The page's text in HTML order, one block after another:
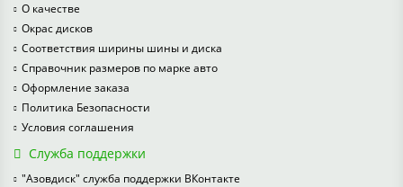
О качестве
Окрас дисков
Соответствия ширины шины и диска
Справочник размеров по марке авто
Оформление заказа
Политика Безопасности
Условия соглашения
Служба поддержки
"Азовдиск" служба поддержки ВКонтакте